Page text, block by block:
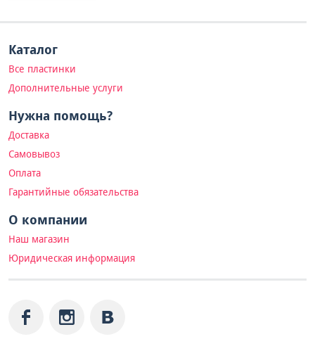
Каталог
Все пластинки
Дополнительные услуги
Нужна помощь?
Доставка
Самовывоз
Оплата
Гарантийные обязательства
О компании
Наш магазин
Юридическая информация